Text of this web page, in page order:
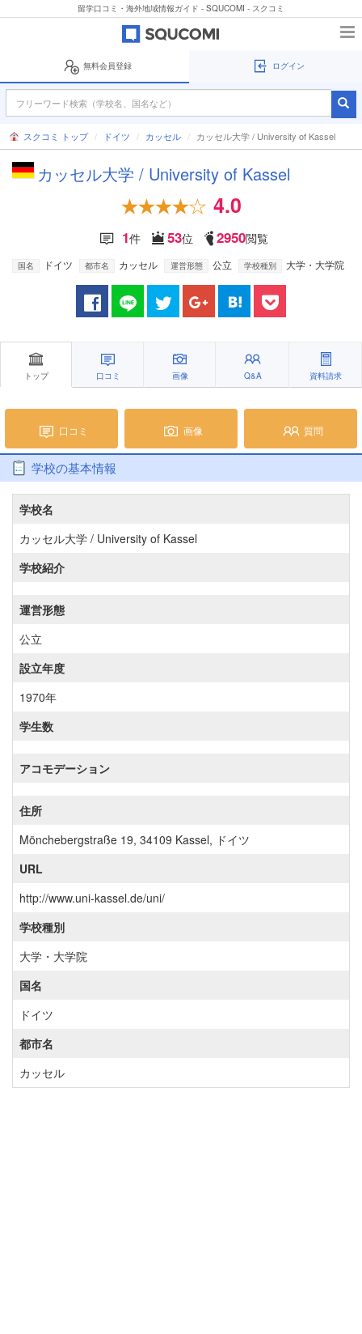
留学口コミ・海外地域情報ガイド - SQUCOMI - スクコミ
無料会員登録 ログイン
スクコミ トップ ドイツ カッセル カッセル大学 / University of Kassel
カッセル大学 / University of Kassel
4.0
1件 53位 2950閲覧
国名 ドイツ 都市名 カッセル 運営形態 公立 学校種別 大学・大学院
トップ 口コミ 画像 Q&A 資料請求
口コミ 画像 質問
学校の基本情報
学校名
カッセル大学 / University of Kassel
学校紹介
運営形態
公立
設立年度
1970年
学生数
アコモデーション
住所
Mönchebergstraße 19, 34109 Kassel, ドイツ
URL
http://www.uni-kassel.de/uni/
学校種別
大学・大学院
国名
ドイツ
都市名
カッセル